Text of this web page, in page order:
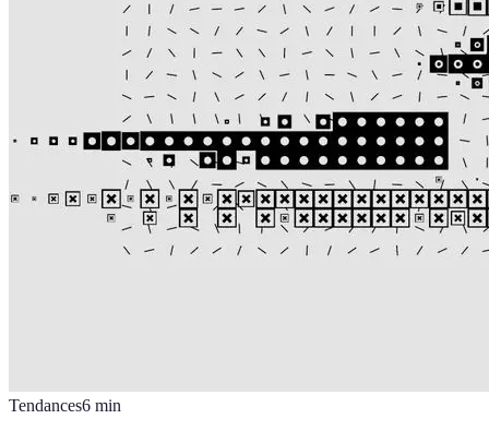
Tendances6 min